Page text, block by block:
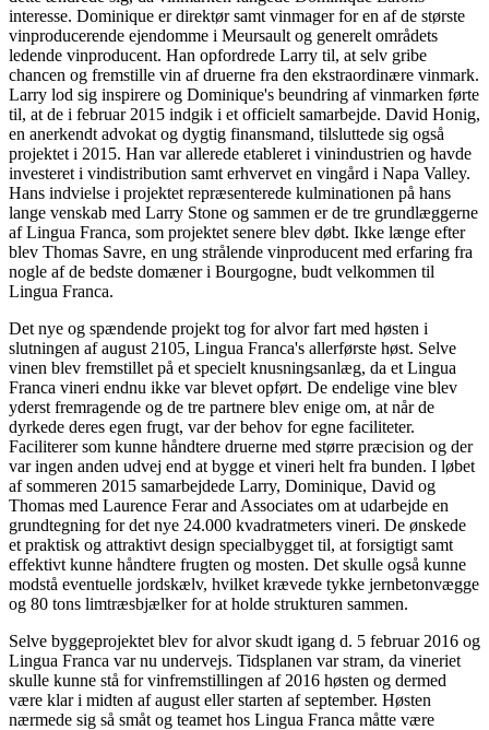
interesse. Dominique er direktør samt vinmager for en af de største
vinproducerende ejendomme i Meursault og generelt områdets
ledende vinproducent. Han opfordrede Larry til, at selv gribe
chancen og fremstille vin af druerne fra den ekstraordinære vinmark.
Larry lod sig inspirere og Dominique's beundring af vinmarken førte
til, at de i februar 2015 indgik i et officielt samarbejde. David Honig,
en anerkendt advokat og dygtig finansmand, tilsluttede sig også
projektet i 2015. Han var allerede etableret i vinindustrien og havde
investeret i vindistribution samt erhvervet en vingård i Napa Valley.
Hans indvielse i projektet repræsenterede kulminationen på hans
lange venskab med Larry Stone og sammen er de tre grundlæggerne
af Lingua Franca, som projektet senere blev døbt. Ikke længe efter
blev Thomas Savre, en ung strålende vinproducent med erfaring fra
nogle af de bedste domæner i Bourgogne, budt velkommen til
Lingua Franca.
Det nye og spændende projekt tog for alvor fart med høsten i
slutningen af august 2105, Lingua Franca's allerførste høst. Selve
vinen blev fremstillet på et specielt knusningsanlæg, da et Lingua
Franca vineri endnu ikke var blevet opført. De endelige vine blev
yderst fremragende og de tre partnere blev enige om, at når de
dyrkede deres egen frugt, var der behov for egne faciliteter.
Faciliterer som kunne håndtere druerne med større præcision og der
var ingen anden udvej end at bygge et vineri helt fra bunden. I løbet
af sommeren 2015 samarbejdede Larry, Dominique, David og
Thomas med Laurence Ferar and Associates om at udarbejde en
grundtegning for det nye 24.000 kvadratmeters vineri. De ønskede
et praktisk og attraktivt design specialbygget til, at forsigtigt samt
effektivt kunne håndtere frugten og mosten. Det skulle også kunne
modstå eventuelle jordskælv, hvilket krævede tykke jernbetonvægge
og 80 tons limtræsbjælker for at holde strukturen sammen.
Selve byggeprojektet blev for alvor skudt igang d. 5 februar 2016 og
Lingua Franca var nu undervejs. Tidsplanen var stram, da vineriet
skulle kunne stå for vinfremstillingen af 2016 høsten og dermed
være klar i midten af august eller starten af september. Høsten
nærmede sig så småt og teamet hos Lingua Franca måtte være